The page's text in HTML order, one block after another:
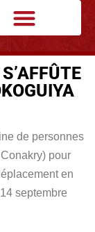
de personnes
pour
en
septembre